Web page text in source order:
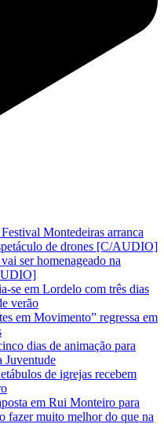
Montedeiras arranca
de drones [C/AUDIO]
ser homenageado na
se em Lordelo com três dias
verão
em Movimento” regressa em
dias de animação para
Juventude
de igrejas recebem
em Rui Monteiro para
fazer muito melhor do que na